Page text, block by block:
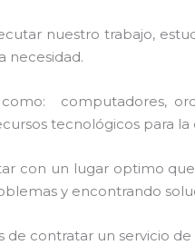
nuestro trabajo,
necesidad.
computadores,
tecnológicos para
con un lugar optimo
y encontrando
de contratar un servicio de